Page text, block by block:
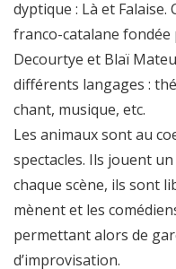
dyptique : Là et Falaise.
franco-catalane fondée
Decourtye et Blaï
différents langages :
chant, musique, etc.
Les animaux sont au
spectacles. Ils jouent
chaque scène, ils sont
mènent et les
permettant alors de
d’improvisation.